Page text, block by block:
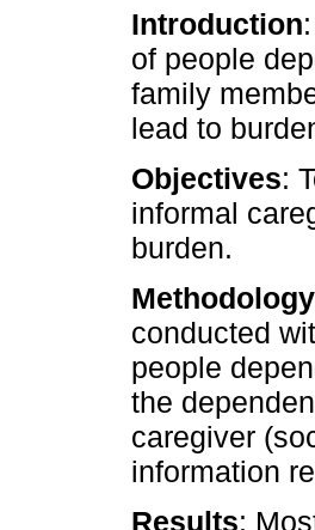
Introduction
of people
family
lead to
Objectives:
informal
burden.
Methodology
conducted
people
the
caregiver
information
Results: